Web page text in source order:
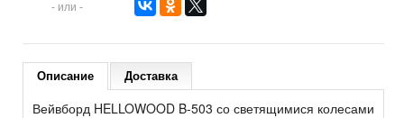
- или -
Описание Доставка
Вейвборд HELLOWOOD B-503 со светящимися колесами